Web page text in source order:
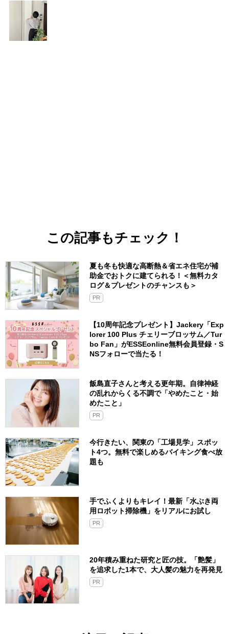
この記事もチェック！
夏も冬も快適な高断熱＆省エネ住宅が補
助金でおトクに建てられる！＜無料カタ
ログ＆プレゼントのチャンスも＞
PR
【10周年記念プレゼント】Jackery「Exp
lorer 100 Plus チェリーブロッサム／Tur
bo Fan」がESSEonline無料会員登録・S
NSフォローで当たる！
飯島直子さんと考える更年期。自律神経
の乱れからくる不調で「やめたこと・始
めたこと」
PR
今行きたい、関東の「工場見学」スポッ
ト4つ。無料で楽しめるバイキング食べ放
題も
手でふくよりもキレイ！最新「水ぶき両
用ロボット掃除機」をリアルにお試し
PR
20年積み重ねた研究と匠の技。「艶髪」
を追求した1本で、大人髪の魅力を再発見
PR